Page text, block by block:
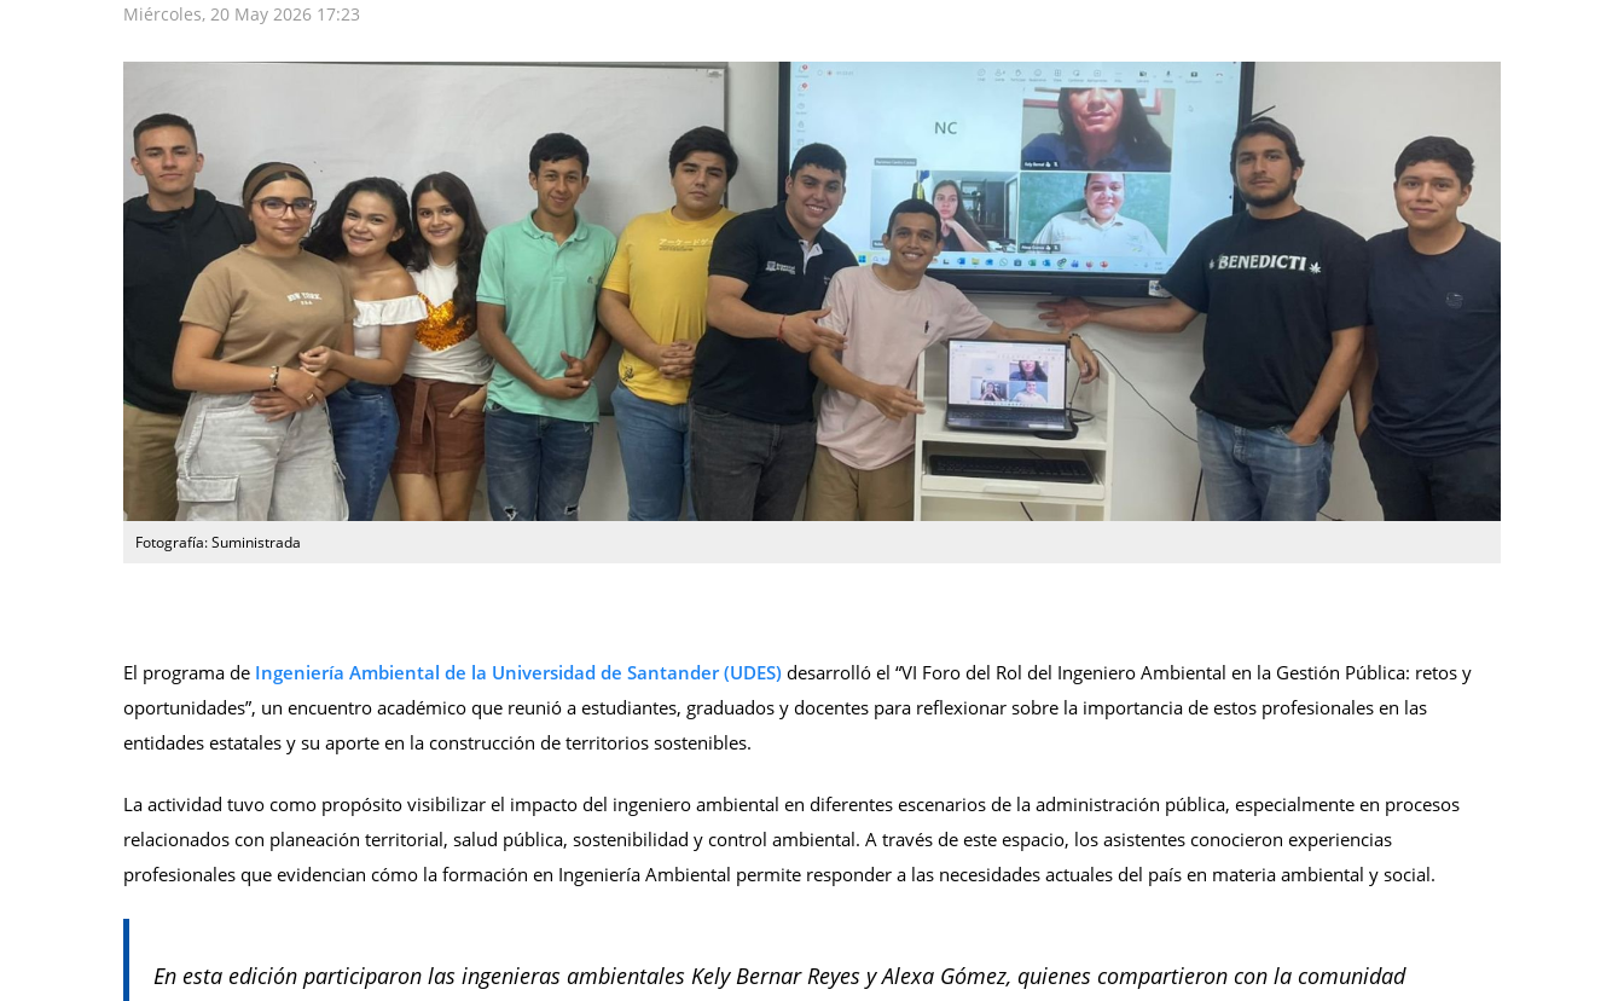
Miércoles, 20 May 2026 17:23
Fotografía: Suministrada
El programa de Ingeniería Ambiental de la Universidad de Santander (UDES) desarrolló el “VI Foro del Rol del Ingeniero Ambiental en la Gestión Pública: retos y
oportunidades”, un encuentro académico que reunió a estudiantes, graduados y docentes para reflexionar sobre la importancia de estos profesionales en las
entidades estatales y su aporte en la construcción de territorios sostenibles.
La actividad tuvo como propósito visibilizar el impacto del ingeniero ambiental en diferentes escenarios de la administración pública, especialmente en procesos
relacionados con planeación territorial, salud pública, sostenibilidad y control ambiental. A través de este espacio, los asistentes conocieron experiencias
profesionales que evidencian cómo la formación en Ingeniería Ambiental permite responder a las necesidades actuales del país en materia ambiental y social.
En esta edición participaron las ingenieras ambientales Kely Bernar Reyes y Alexa Gómez, quienes compartieron con la comunidad